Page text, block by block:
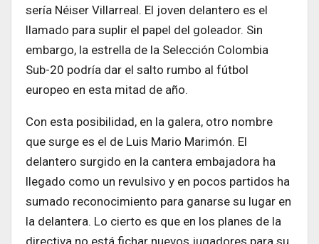
sería Néiser Villarreal. El joven delantero es el
llamado para suplir el papel del goleador. Sin
embargo, la estrella de la Selección Colombia
Sub-20 podría dar el salto rumbo al fútbol
europeo en esta mitad de año.
Con esta posibilidad, en la galera, otro nombre
que surge es el de Luis Mario Marimón. El
delantero surgido en la cantera embajadora ha
llegado como un revulsivo y en pocos partidos ha
sumado reconocimiento para ganarse su lugar en
la delantera. Lo cierto es que en los planes de la
directiva no está fichar nuevos jugadores para su